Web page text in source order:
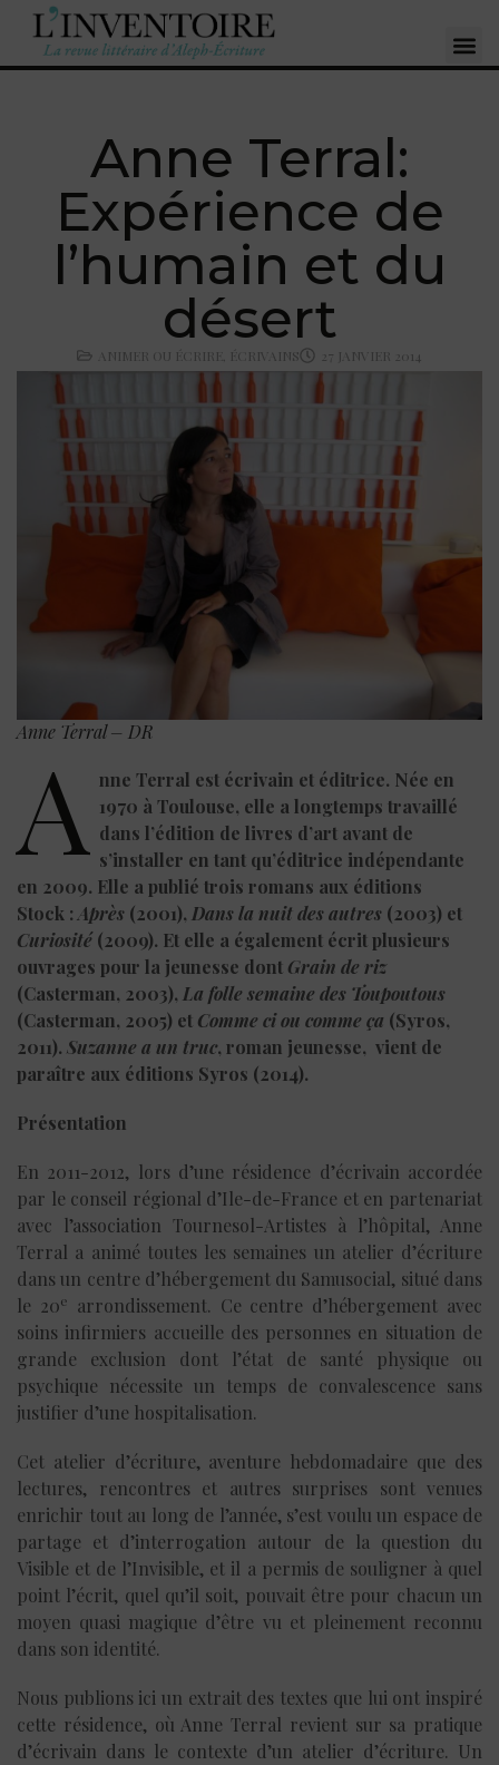
Anne Terral:
Expérience de
l’humain et du
désert
ANIMER OU ÉCRIRE ÉCRIVAINS 27 JANVIER 2014
Anne Terral – DR
A nne Terral est écrivain et éditrice. Née en
1970 à Toulouse, elle a longtemps travaillé
dans l’édition de livres d’art avant de
s’installer en tant qu’éditrice indépendante
en 2009. Elle a publié trois romans aux éditions
Stock :Après (2001), Dans la nuit des autres (2003) et
Curiosité (2009). Et elle a également écrit plusieurs
ouvrages pour la jeunesse dont Grain de riz
(Casterman, 2003), La folle semaine des Toupoutous
(Casterman, 2005) et Comme ci ou comme ça (Syros,
2011). Suzanne a un truc, roman jeunesse, vient de
paraître aux éditions Syros (2014).
Présentation
En 2011-2012, lors d’une résidence d’écrivain accordée
par le conseil régional d’Ile-de-France et en partenariat
avec l’association Tournesol-Artistes à l’hôpital, Anne
Terral a animé toutes les semaines un atelier d’écriture
dans un centre d’hébergement du Samusocial, situé dans
le 20e
arrondissement. Ce centre d’hébergement avec
soins infirmiers accueille des personnes en situation de
grande exclusion dont l’état de santé physique ou
psychique nécessite un temps de convalescence sans
justifier d’une hospitalisation.
Cet atelier d’écriture, aventure hebdomadaire que des
lectures, rencontres et autres surprises sont venues
enrichir tout au long de l’année, s’est voulu un espace de
partage et d’interrogation autour de la question du
Visible et de l’Invisible, et il a permis de souligner à quel
point l’écrit, quel qu’il soit, pouvait être pour chacun un
moyen quasi magique d’être vu et pleinement reconnu
dans son identité.
Nous publions ici un extrait des textes que lui ont inspiré
cette résidence, où Anne Terral revient sur sa pratique
d’écrivain dans le contexte d’un atelier d’écriture. Un